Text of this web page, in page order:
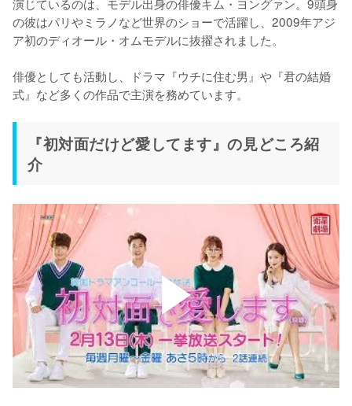
の彼はパリやミラノなど世界のショーで活躍し、2009年アジ
ア初のディオール・オムモデルに抜擢されました。
俳優としても活動し、ドラマ『ウチに住む男』や『君の結婚
式』など多くの作品で主演を務めています。
『初対面だけど愛してます』の見どころ紹
介